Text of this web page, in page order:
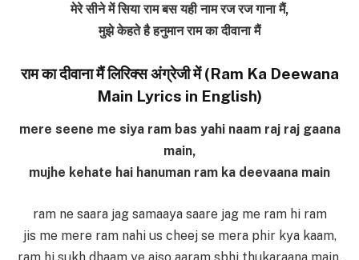
मेरे सीने में सिया राम बस यही नाम रज रज गाना मैं,
मुझे केहते है हनुमान राम का दीवाना मैं
राम का दीवाना मैं लिरिक्स अंग्रेजी में (Ram Ka Deewana
Main Lyrics in English)
mere seene me siya ram bas yahi naam raj raj gaana
main,
mujhe kehate hai hanuman ram ka deevaana main
ram ne saara jag samaaya saare jag me ram hi ram
jis me mere ram nahi us cheej se mera phir kya kaam,